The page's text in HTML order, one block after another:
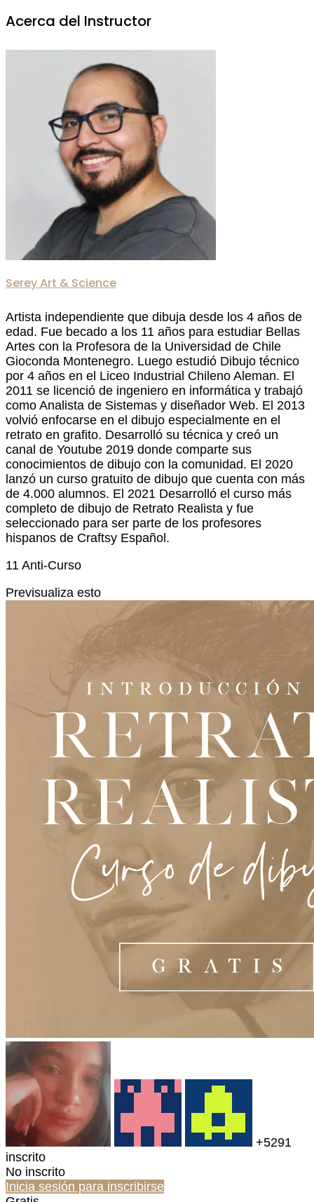
Acerca del Instructor
Serey Art & Science
Artista independiente que dibuja desde los 4 años de
edad. Fue becado a los 11 años para estudiar Bellas
Artes con la Profesora de la Universidad de Chile
Gioconda Montenegro. Luego estudió Dibujo técnico
por 4 años en el Liceo Industrial Chileno Aleman. El
2011 se licenció de ingeniero en informática y trabajó
como Analista de Sistemas y diseñador Web. El 2013
volvió enfocarse en el dibujo especialmente en el
retrato en grafito. Desarrolló su técnica y creó un
canal de Youtube 2019 donde comparte sus
conocimientos de dibujo con la comunidad. El 2020
lanzó un curso gratuito de dibujo que cuenta con más
de 4.000 alumnos. El 2021 Desarrolló el curso más
completo de dibujo de Retrato Realista y fue
seleccionado para ser parte de los profesores
hispanos de Craftsy Español.
11 Anti-Curso
Previsualiza esto
+5291
inscrito
No inscrito
Inicia sesión para inscribirse